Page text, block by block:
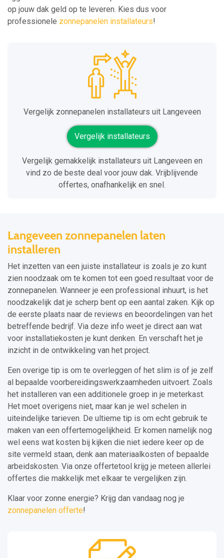
op jouw dak geld op te leveren. Kies dus voor
professionele zonnepanelen installateurs!
Vergelijk zonnepanelen installateurs uit Langeveen
Vergelijk installateurs
Vergelijk gemakkelijk installateurs uit Langeveen en
vind zo de beste deal voor jouw dak. Vrijblijvende
offertes, onafhankelijk en snel.
Langeveen zonnepanelen laten
installeren
Het inzetten van een juiste installateur is zoals je zo kunt
zien noodzaak om te komen tot een goed resultaat voor de
zonnepanelen. Wanneer je een professional inhuurt, is het
noodzakelijk dat je scherp bent op een aantal zaken. Kijk op
de eerste plaats naar de reviews en beoordelingen van het
betreffende bedrijf. Via deze info weet je direct aan wat
voor installatiekosten je kunt denken. En verschaft het je
inzicht in de ontwikkeling van het project.
Een overige tip is om te overleggen of het slim is of je zelf
al bepaalde voorbereidingswerkzaamheden uitvoert. Zoals
het installeren van een additionele groep in je meterkast.
Het moet overigens niet, maar kan je wel schelen in
uiteindelijke tarieven. De ultieme tip is om echt gebruik te
maken van een offertemogelijkheid. Er komen namelijk nog
wel eens wat kosten bij kijken die niet iedere keer op de
site vermeld staan, denk aan materiaalkosten of bepaalde
arbeidskosten. Via onze offertetool krijg je meteen allerlei
offertes die makkelijk met elkaar te vergelijken zijn.
Klaar voor zonne energie? Krijg dan vandaag nog je
zonnepanelen offerte!